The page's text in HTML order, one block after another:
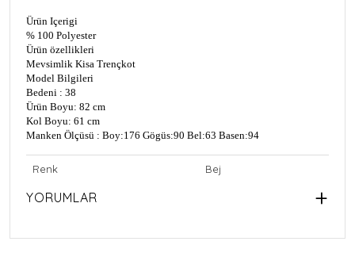
Ürün Içerigi
% 100 Polyester
Ürün özellikleri
Mevsimlik Kisa Trençkot
Model Bilgileri
Bedeni : 38
Ürün Boyu: 82 cm
Kol Boyu: 61 cm
Manken Ölçüsü : Boy:176 Gögüs:90 Bel:63 Basen:94
Renk Bej
YORUMLAR